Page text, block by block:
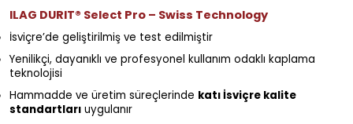
ILAG DURIT® Select Pro – Swiss Technology
İsviçre’de geliştirilmiş ve test edilmiştir
Yenilikçi, dayanıklı ve profesyonel kullanım odaklı kaplama
teknolojisi
Hammadde ve üretim süreçlerinde katı İsviçre kalite
standartları uygulanır